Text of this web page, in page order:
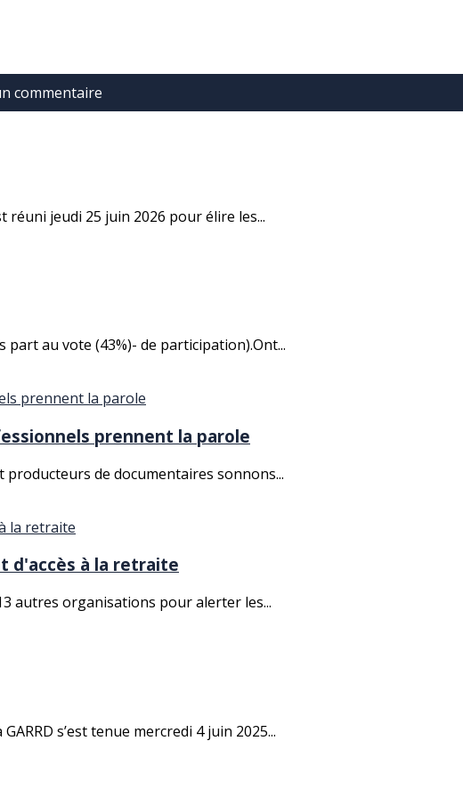
commentaire
réuni jeudi 25 juin 2026 pour élire les...
part au vote (43%)- de participation).Ont...
prennent la parole
de documentaires sonnons...
d'accès à la retraite
autres organisations pour alerter les...
s’est tenue mercredi 4 juin 2025...